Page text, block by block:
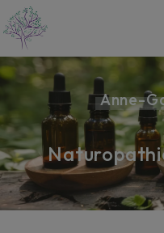
Anne-
Panneau de gestion des